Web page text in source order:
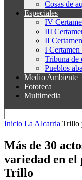
Cosas de
Especiales
IV
III
II
I
Tribuna de
Pueblos
Medio Ambiente
Fototeca
Multimedia
Inicio La Alcarria Trillo
Más de 30
variedad en el
Trillo